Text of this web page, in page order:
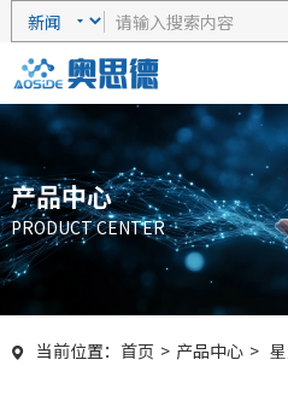
产品中心
PRODUCT CENTER
 当前位置： 首页 > 产品中心 >